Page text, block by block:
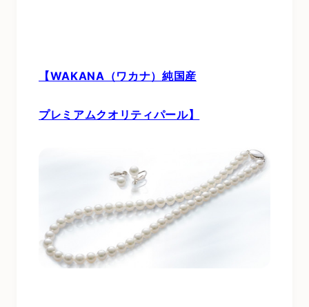
【WAKANA（ワカナ）純国産
プレミアムクオリティパール】